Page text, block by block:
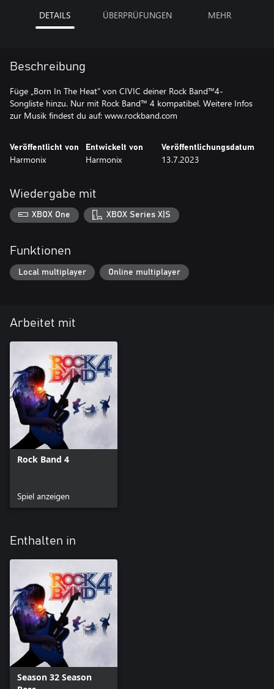
DETAILS ÜBERPRÜFUNGEN MEHR
Beschreibung
Füge „Born In The Heat“ von CIVIC deiner Rock Band™4-
Songliste hinzu. Nur mit Rock Band™ 4 kompatibel. Weitere Infos
zur Musik findest du auf: www.rockband.com
Veröffentlicht von
Harmonix
Entwickelt von
Harmonix
Veröffentlichungsdatum
13.7.2023
Wiedergabe mit
XBOX One XBOX Series X|S
Funktionen
Local multiplayer Online multiplayer
Arbeitet mit
Rock Band 4
Spiel anzeigen
Enthalten in
Season 32 Season